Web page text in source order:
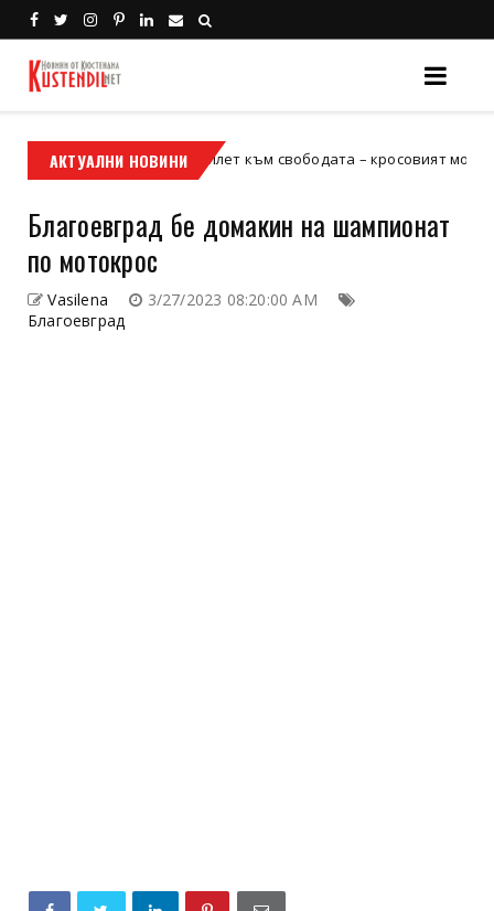
АКТУАЛНИ НОВИНИ
твоят билет към свободата – кросовият мотор или ATV?
Благоевград бе домакин на шампионат
по мотокрос
Vasilena
3/27/2023 08:20:00 AM
Благоевград